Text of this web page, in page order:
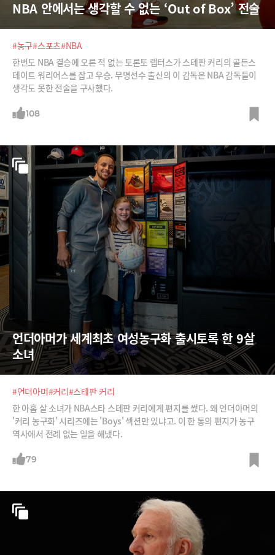
NBA 안에서는 생각할 수 없는 ‘Out of Box’ 전술
#농구#스포츠#NBA
한번도 NBA 결승에 오른 적 없는 토론토 랩터스가 스테판 커리의 골든스
테이트 워리어스를 잡고 우승. 무명선수 출신의 이 감독은 NBA 감독들이
생각도 못한 전술을 구사했다.
108
언더아머가 세계최초 여성농구화 출시토록 한 9살
소녀
#언더아머#커리#스테판 커리
한 아홉 살 소녀가 NBA스타 스테판 커리에게 편지를 썼다. 왜 언더아머의
'커리 농구화' 시리즈에는 'Boys' 섹션만 있냐고. 이 한 통의 편지가 농구
역사에서 전례 없는 일을 해냈다.
79